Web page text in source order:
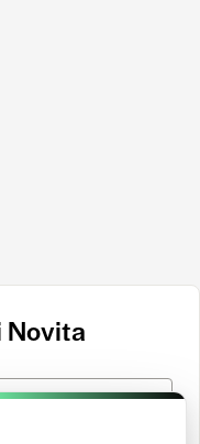
Novita